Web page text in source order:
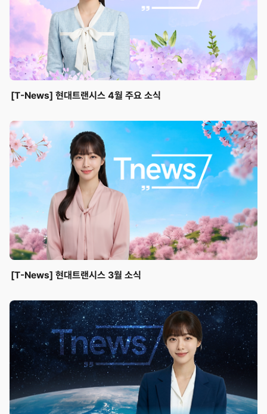
[T-News] 현대트랜시스 4월 주요 소식
[T-News] 현대트랜시스 3월 소식